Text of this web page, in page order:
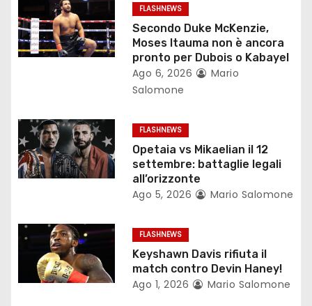
o
n
r
t
c
l
FLASHNEWS
Secondo Duke McKenzie,
Moses Itauma non è ancora
pronto per Dubois o Kabayel
Ago 6, 2026
Mario
Salomone
FLASHNEWS
Opetaia vs Mikaelian il 12
settembre: battaglie legali
all’orizzonte
Ago 5, 2026 Mario Salomone
FLASHNEWS
Keyshawn Davis rifiuta il
match contro Devin Haney!
Ago 1, 2026 Mario Salomone